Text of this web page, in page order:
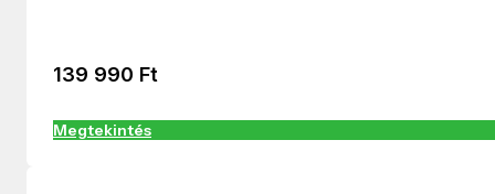
139 990 Ft
Megtekintés